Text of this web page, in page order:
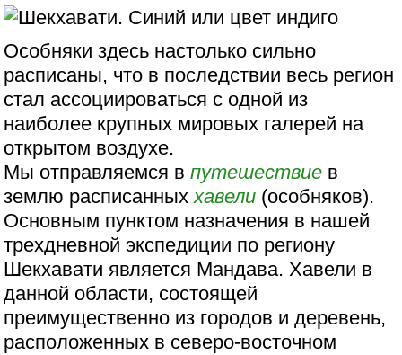
Особняки здесь настолько сильно
расписаны, что в последствии весь регион
стал ассоциироваться с одной из
наиболее крупных мировых галерей на
открытом воздухе.
Мы отправляемся впутешествие в
землю расписанныххавели (особняков).
Основным пунктом назначения в нашей
трехдневной экспедиции по региону
Шекхавати является Мандава. Хавели в
данной области, состоящей
преимущественно из городов и деревень,
расположенных в северо-восточном